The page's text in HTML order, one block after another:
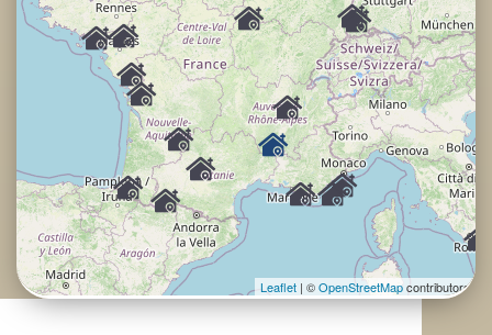
Leaflet | ©OpenStreetMapcontributors